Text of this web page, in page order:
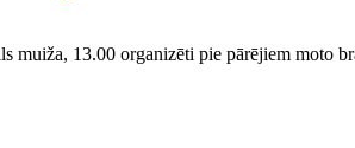
muiža, 13.00 organizēti pie pārējiem moto